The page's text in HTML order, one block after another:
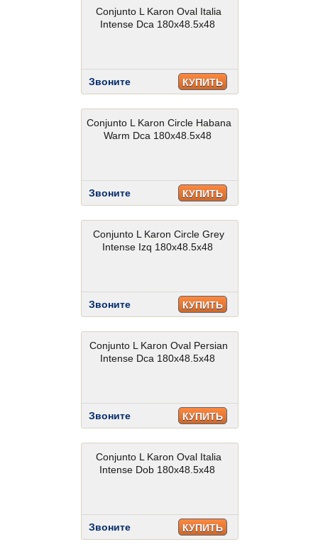
Conjunto L Karon Oval Italia
Intense Dca 180x48.5x48
Звоните КУПИТЬ
Conjunto L Karon Circle Habana
Warm Dca 180x48.5x48
Звоните КУПИТЬ
Conjunto L Karon Circle Grey
Intense Izq 180x48.5x48
Звоните КУПИТЬ
Conjunto L Karon Oval Persian
Intense Dca 180x48.5x48
Звоните КУПИТЬ
Conjunto L Karon Oval Italia
Intense Dob 180x48.5x48
Звоните КУПИТЬ